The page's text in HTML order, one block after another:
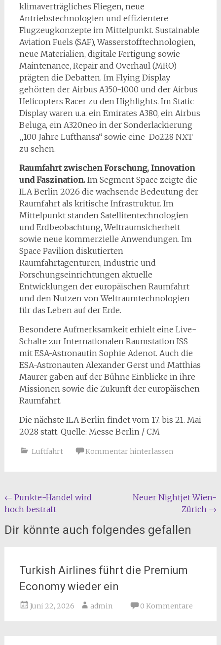
klimaverträgliches Fliegen, neue
Antriebstechnologien und effizientere
Flugzeugkonzepte im Mittelpunkt. Sustainable
Aviation Fuels (SAF), Wasserstofftechnologien,
neue Materialien, digitale Fertigung sowie
Maintenance, Repair and Overhaul (MRO)
prägten die Debatten. Im Flying Display
gehörten der Airbus A350-1000 und der Airbus
Helicopters Racer zu den Highlights. Im Static
Display waren u.a. ein Emirates A380, ein Airbus
Beluga, ein A320neo in der Sonderlackierung
„100 Jahre Lufthansa“ sowie eine Do228 NXT
zu sehen.
Raumfahrt zwischen Forschung, Innovation
und Faszination. Im Segment Space zeigte die
ILA Berlin 2026 die wachsende Bedeutung der
Raumfahrt als kritische Infrastruktur. Im
Mittelpunkt standen Satellitentechnologien
und Erdbeobachtung, Weltraumsicherheit
sowie neue kommerzielle Anwendungen. Im
Space Pavilion diskutierten
Raumfahrtagenturen, Industrie und
Forschungseinrichtungen aktuelle
Entwicklungen der europäischen Raumfahrt
und den Nutzen von Weltraumtechnologien
für das Leben auf der Erde.
Besondere Aufmerksamkeit erhielt eine Live-
Schalte zur Internationalen Raumstation ISS
mit ESA-Astronautin Sophie Adenot. Auch die
ESA-Astronauten Alexander Gerst und Matthias
Maurer gaben auf der Bühne Einblicke in ihre
Missionen sowie die Zukunft der europäischen
Raumfahrt.
Die nächste ILA Berlin findet vom 17. bis 21. Mai
2028 statt. Quelle: Messe Berlin / CM
Luftfahrt Kommentar hinterlassen
Beitragsnavigation
← Punkte-Handel wird
hoch bestraft
Neuer Nightjet Wien-
Zürich →
Dir könnte auch folgendes gefallen
Turkish Airlines führt die Premium
Economy wieder ein
Juni 22, 2026 admin 0 Kommentare